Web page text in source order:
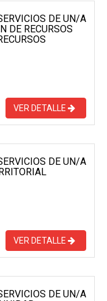
DE UN/A
DE RECURSOS
VER DETALLE
DE UN/A
VER DETALLE
DE UN/A